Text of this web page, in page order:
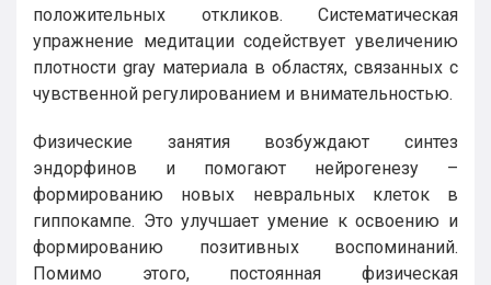
положительных откликов. Систематическая
упражнение медитации содействует увеличению
плотности gray материала в областях, связанных с
чувственной регулированием и внимательностью.
Физические занятия возбуждают синтез
эндорфинов и помогают нейрогенезу –
формированию новых невральных клеток в
гиппокампе. Это улучшает умение к освоению и
формированию позитивных воспоминаний.
Помимо этого, постоянная физическая